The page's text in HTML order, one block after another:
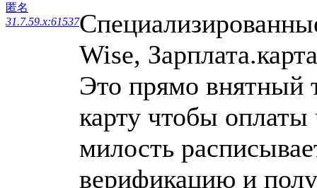
匿名
31.7.59.x:61537
Wise,
Это прямо внятный
карту чтобы
милость
верификацию и